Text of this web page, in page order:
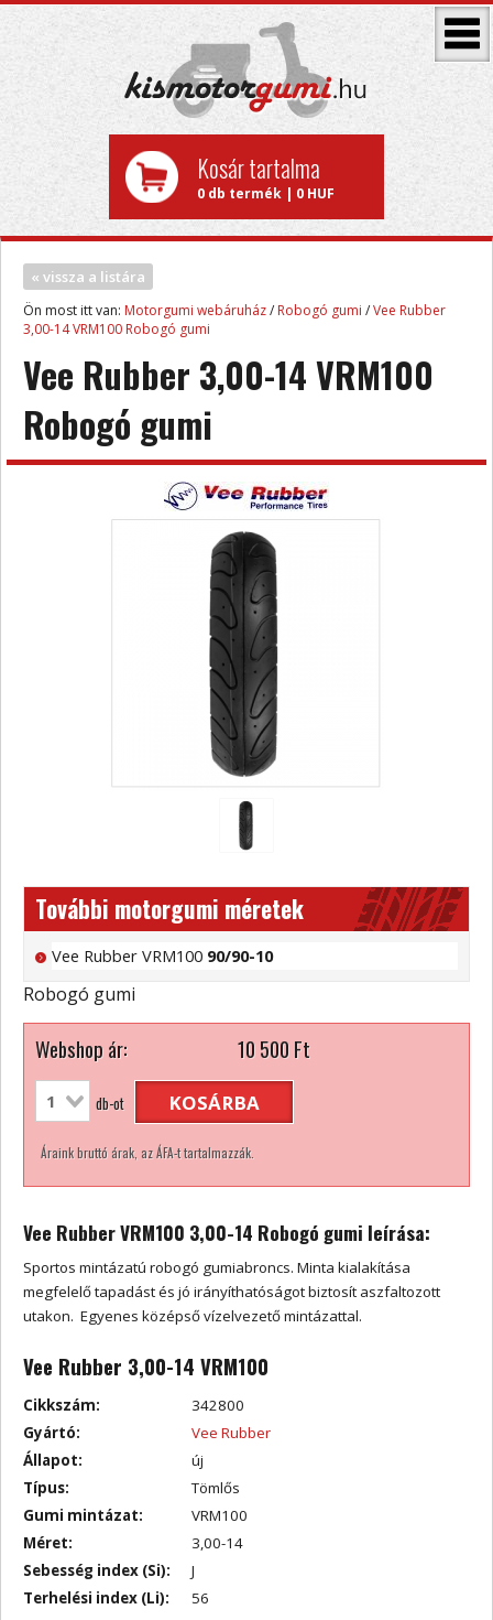
Kosár tartalma
0 db termék | 0 HUF
« vissza a listára
Ön most itt van: Motorgumi webáruház/ Robogó gumi /Vee Rubber
3,00-14 VRM100 Robogó gumi
Vee Rubber 3,00-14 VRM100
Robogó gumi
További motorgumi méretek
Vee Rubber VRM100 90/90-10
Robogó gumi
Webshop ár: 10 500Ft
db-ot KOSÁRBA
Áraink bruttó árak, az ÁFA-t tartalmazzák.
Vee Rubber VRM100 3,00-14 Robogó gumi leírása:
Sportos mintázatú robogó gumiabroncs. Minta kialakítása
megfelelő tapadást és jó irányíthatóságot biztosít aszfaltozott
utakon. Egyenes középső vízelvezető mintázattal.
Vee Rubber 3,00-14 VRM100
Cikkszám:
342800
Gyártó:
Vee Rubber
Állapot:
új
Típus:
Tömlős
Gumi mintázat:
VRM100
Méret:
3,00-14
Sebesség index (Si):
J
Terhelési index (Li):
56